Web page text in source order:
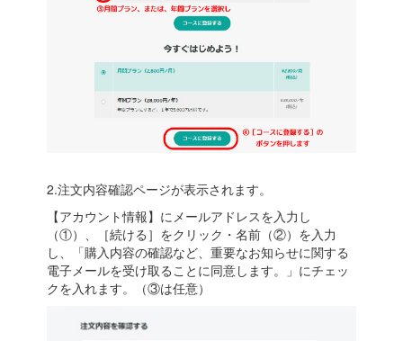
2.注文内容確認ページが表示されます。
【アカウント情報】にメールアドレスを入力し
（①）、［続ける］をクリック・名前（②）を入力
し、「購入内容の確認など、重要なお知らせに関する
電子メールを受け取ることに同意します。」にチェッ
クを入れます。（③は任意）